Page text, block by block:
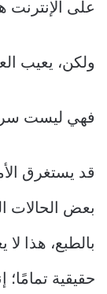
على الإنترنت
ولكن، يعيب
فهي ليست
قد يستغرق
بعض الحالات
بالطبع، هذا لا
حقيقية